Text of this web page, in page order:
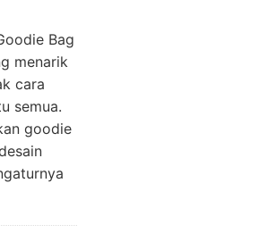
Bag
menarik
cara
semua.
goodie